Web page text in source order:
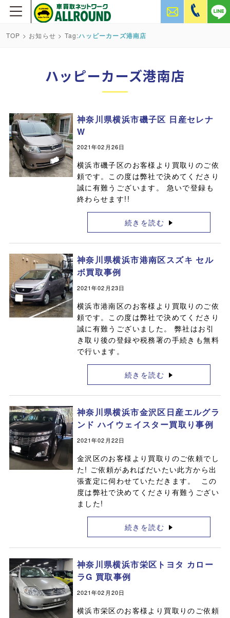
TOP > お知らせ > Tag:ハッピーカーズ港南店
ハッピーカーズ港南店
神奈川県横浜市磯子区 日産セレナ
W
2021年02月26日
横浜市磯子区のお客様より買取りのご依
頼です。この度は弊社で決めてくださり
誠に有難うございます。 急いで登録も
終わらせます!!
続きを読む
神奈川県横浜市港南区スズキ セル
ボ買取事例
2021年02月23日
横浜市港南区のお客様より買取りのご依
頼です。この度は弊社で決めてくださり
誠に有難うございました。 弊社はお引
き取り後の登録や税務署の手続きも無料
で行います。
続きを読む
神奈川県横浜市金沢区日産エルグラ
ンド ハイウェイスター買取り事例
2021年02月22日
金沢区のお客様より買取りのご依頼でし
た! ご依頼があればだいたい此方から出
張査定に伺わせていただきます。 この
度は弊社で決めてくださり有難うござい
ました!
続きを読む
神奈川県横浜市栄区トヨタ カロー
ラG 買取事例
2021年02月20日
横浜市栄区のお客様より買取りのご依頼